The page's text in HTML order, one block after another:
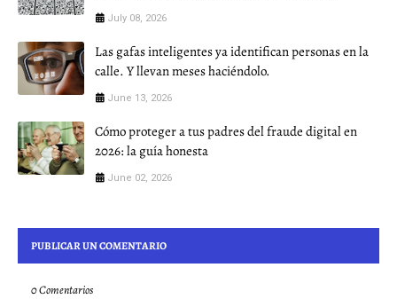
July 08, 2026
Las gafas inteligentes ya identifican personas en la
calle. Y llevan meses haciéndolo.
June 13, 2026
Cómo proteger a tus padres del fraude digital en
2026: la guía honesta
June 02, 2026
PUBLICAR UN COMENTARIO
0 Comentarios